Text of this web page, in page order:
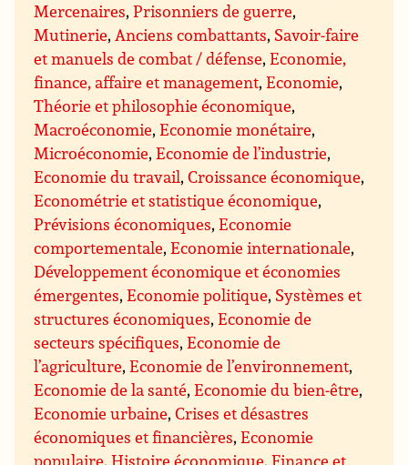
Mercenaires,Prisonniers de guerre,
Mutinerie,Anciens combattants, Savoir-faire
et manuels de combat / défense,Economie,
finance, affaire et management,Economie,
Théorie et philosophie économique,
Macroéconomie,Economie monétaire,
Microéconomie,Economie de l’industrie,
Economie du travail,Croissance économique,
Econométrie et statistique économique,
Prévisions économiques,Economie
comportementale,Economie internationale,
Développement économique et économies
émergentes,Economie politique, Systèmes et
structures économiques,Economie de
secteurs spécifiques,Economie de
l’agriculture,Economie de l’environnement,
Economie de la santé,Economie du bien-être,
Economie urbaine,Crises et désastres
économiques et financières,Economie
populaire,Histoire économique,Finance et